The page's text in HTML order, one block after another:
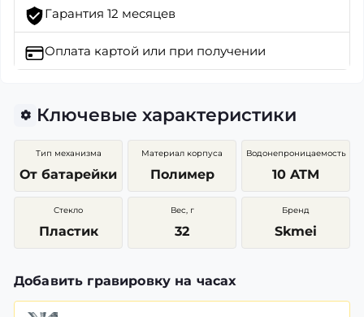
Гарантия 12 месяцев
Оплата картой или при получении
Ключевые характеристики
Тип механизма
От батарейки
Материал корпуса
Полимер
Водонепроницаемость
10 ATM
Стекло
Пластик
Вес, г
32
Бренд
Skmei
Добавить гравировку на часах